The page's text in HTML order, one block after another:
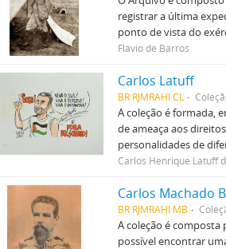
registrar a última
ponto de vista do
Flávio de Barros
Carlos Latuff
BR RJMRAHI CL
A coleção é formada,
de ameaça aos
personalidades de
Carlos Henrique Latuff
Carlos Machado
BR RJMRAHI MB
A coleção é
possível encontrar